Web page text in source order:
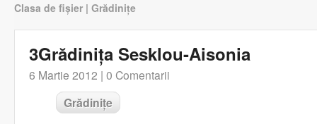
Clasa de fișier | Grădinițe
3Grădinița Sesklou-Aisonia
6 Martie 2012 | 0 Comentarii
Grădinițe